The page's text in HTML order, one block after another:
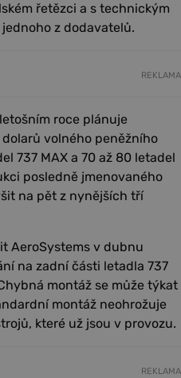
řetězci a s technickým
z dodavatelů.
REKLAMA
roce plánuje
volného peněžního
737 MAX a 70 až 80 letadel
posledně jmenovaného
na pět z nynějších tří
AeroSystems v dubnu
na zadní části letadla 737
montáž se může týkat
montáž neohrožuje
které už jsou v provozu.
REKLAMA